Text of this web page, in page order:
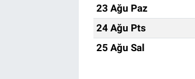
23 Ağu Paz
24 Ağu Pts
25 Ağu Sal